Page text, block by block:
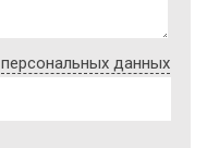
персональных данных